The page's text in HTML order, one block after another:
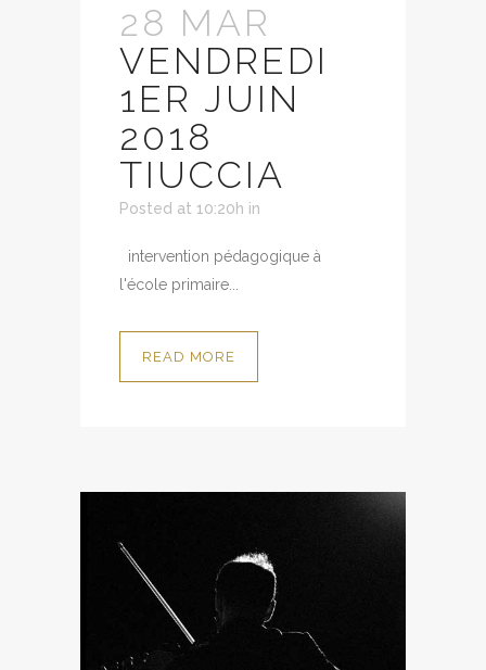
28 MAR
VENDREDI
1ER JUIN
2018
TIUCCIA
Posted at 10:20h in
intervention pédagogique à
l'école primaire...
READ MORE